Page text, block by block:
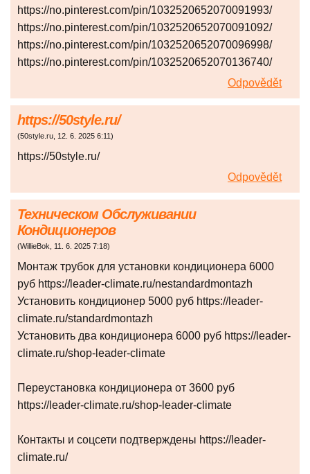
https://no.pinterest.com/pin/1032520652070091993/
https://no.pinterest.com/pin/1032520652070091092/
https://no.pinterest.com/pin/1032520652070096998/
https://no.pinterest.com/pin/1032520652070136740/
Odpovědět
https://50style.ru/
(50style.ru, 12. 6. 2025 6:11)
https://50style.ru/
Odpovědět
Техническом Обслуживании
Кондиционеров
(WillieBok, 11. 6. 2025 7:18)
Монтаж трубок для установки кондиционера 6000
руб https://leader-climate.ru/nestandardmontazh
Установить кондиционер 5000 руб https://leader-
climate.ru/standardmontazh
Установить два кондиционера 6000 руб https://leader-
climate.ru/shop-leader-climate
Переустановка кондиционера от 3600 руб
https://leader-climate.ru/shop-leader-climate
Контакты и соцсети подтверждены https://leader-
climate.ru/